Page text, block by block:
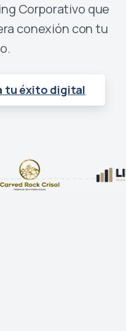
Corporativo que
conexión con tu
tu éxito digital